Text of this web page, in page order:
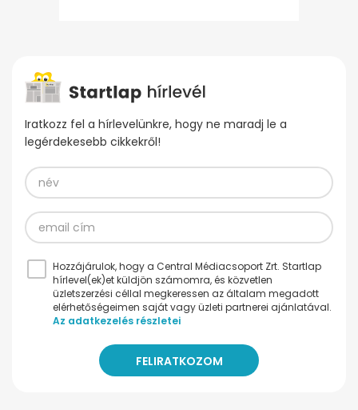
Iratkozz fel a hírlevelünkre, hogy ne maradj le a
legérdekesebb cikkekről!
Hozzájárulok, hogy a Central Médiacsoport Zrt. Startlap
hírlevel(ek)et küldjön számomra, és közvetlen
üzletszerzési céllal megkeressen az általam megadott
elérhetőségeimen saját vagy üzleti partnerei ajánlatával.
Az adatkezelés részletei